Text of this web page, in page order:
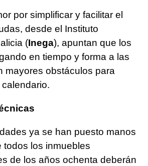
por simplificar y facilitar el
desde el Instituto
(Inega), apuntan que los
en tiempo y forma a las
mayores obstáculos para
ya se han puesto manos
todos los inmuebles
de los años ochenta deberán